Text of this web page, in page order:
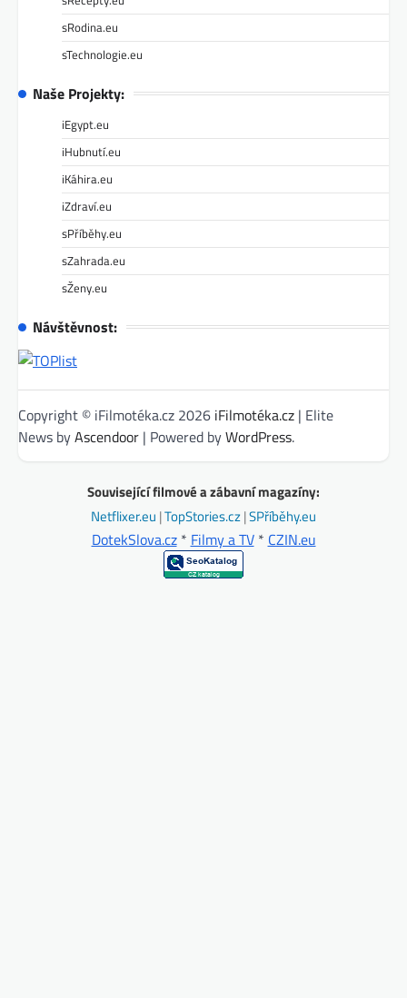
sRodina.eu
sTechnologie.eu
Naše Projekty:
iEgypt.eu
iHubnutí.eu
iKáhira.eu
iZdraví.eu
sPříběhy.eu
sZahrada.eu
sŽeny.eu
Návštěvnost:
Copyright © iFilmotéka.cz 2026 iFilmotéka.cz | Elite
News byAscendoor | Powered byWordPress.
Související filmové a zábavní magazíny:
Netflixer.eu |TopStories.cz|SPříběhy.eu
DotekSlova.cz* Filmy a TV* CZIN.eu